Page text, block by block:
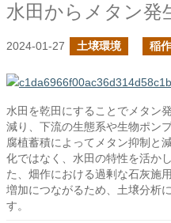
2024-01-27 土壌環境 稲作
水田を乾田にすることでメタン
減り、下流の生態系や生物ポン
腐植蓄積によってメタン抑制と
化ではなく、水田の特性を活か
た、畑作における過剰な石灰施
増加につながるため、土壌分析
す。